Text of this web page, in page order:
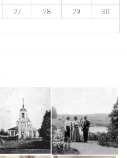
27 28 29
30